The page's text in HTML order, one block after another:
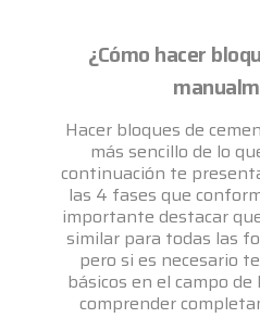
¿Cómo hacer
Hacer bloques de
más sencillo de lo
continuación te
las 4 fases que
importante destacar
similar para todas las
pero si es necesario
básicos en el campo
comprender